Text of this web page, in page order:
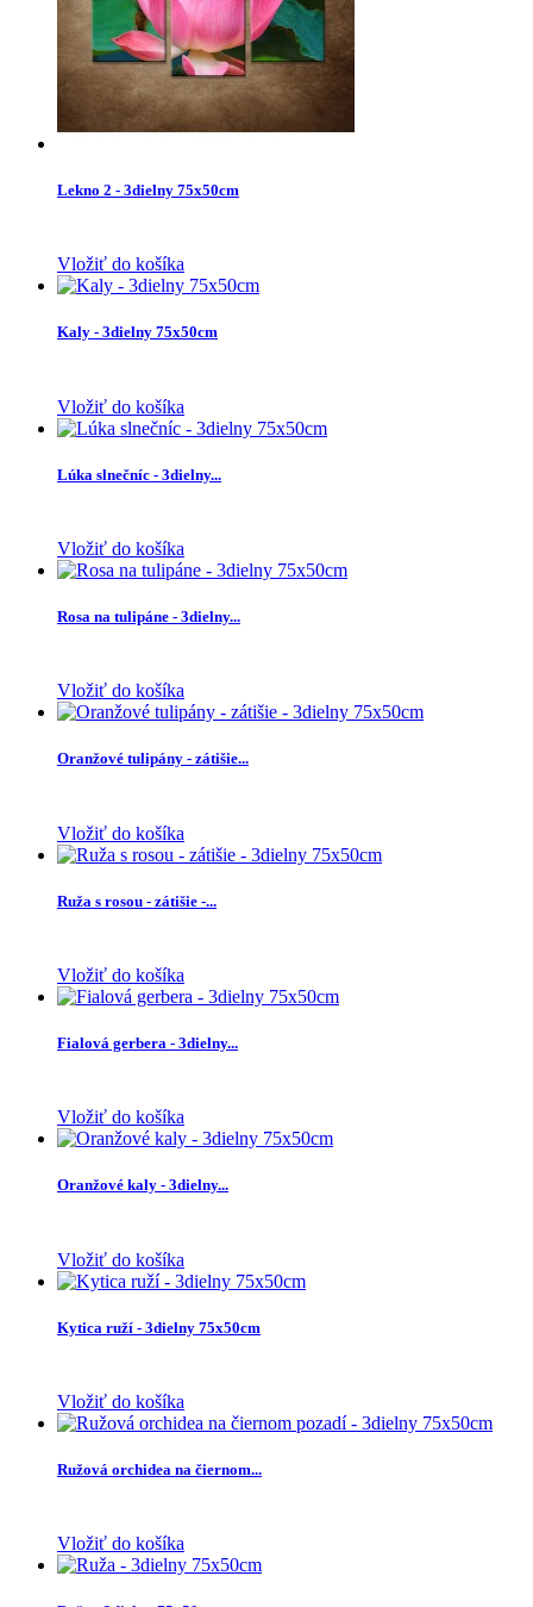
Lekno 2 - 3dielny 75x50cm
Vložiť do košíka
Kaly - 3dielny 75x50cm
Vložiť do košíka
Lúka slnečníc - 3dielny...
Vložiť do košíka
Rosa na tulipáne - 3dielny...
Vložiť do košíka
Oranžové tulipány - zátišie...
Vložiť do košíka
Ruža s rosou - zátišie -...
Vložiť do košíka
Fialová gerbera - 3dielny...
Vložiť do košíka
Oranžové kaly - 3dielny...
Vložiť do košíka
Kytica ruží - 3dielny 75x50cm
Vložiť do košíka
Ružová orchidea na čiernom...
Vložiť do košíka